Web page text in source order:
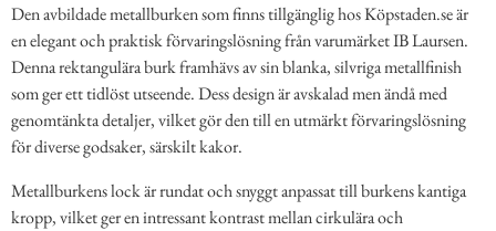
Den avbildade metallburken som finns tillgänglig hos Köpstaden.se är
en elegant och praktisk förvaringslösning från varumärket IB Laursen.
Denna rektangulära burk framhävs av sin blanka, silvriga metallfinish
som ger ett tidlöst utseende. Dess design är avskalad men ändå med
genomtänkta detaljer, vilket gör den till en utmärkt förvaringslösning
för diverse godsaker, särskilt kakor.
Metallburkens lock är rundat och snyggt anpassat till burkens kantiga
kropp, vilket ger en intressant kontrast mellan cirkulära och